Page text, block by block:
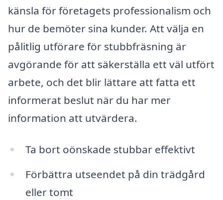
känsla för företagets professionalism och
hur de bemöter sina kunder. Att välja en
pålitlig utförare för stubbfräsning är
avgörande för att säkerställa ett väl utfört
arbete, och det blir lättare att fatta ett
informerat beslut när du har mer
information att utvärdera.
Ta bort oönskade stubbar effektivt
Förbättra utseendet på din trädgård
eller tomt